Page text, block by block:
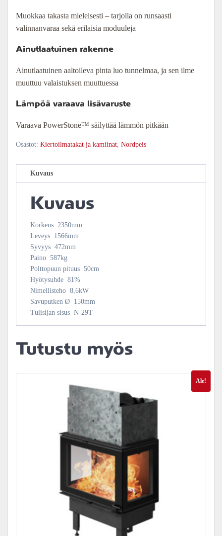
Muokkaa takasta mieleisesti – tarjolla on runsaasti
valinnanvaraa sekä erilaisia moduuleja
Ainutlaatuinen rakenne
Ainutlaatuinen aaltoileva pinta luo tunnelmaa, ja sen ilme
muuttuu valaistuksen muuttuessa
Lämpöä varaava lisävaruste
Varaava PowerStone™ säilyttää lämmön pitkään
Osastot: Kiertoilmatakat ja kamiinat, Nordpeis
Kuvaus
Kuvaus
Korkeus 2350mm
Leveys 1566mm
Syvyys 472mm
Paino 587kg
Polttopuun pituus 50cm
Hyötysuhde 81 %
Nimellisteho 8,6kW
Savuputken Ø 150mm
Tulisijan sisus N-29T
Tutustu myös
Ale!